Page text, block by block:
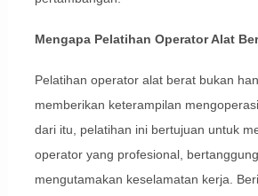
Mengapa Pelatihan Operator Alat
Pelatihan operator alat berat bukan
memberikan keterampilan
dari itu, pelatihan ini bertujuan untuk
operator yang profesional,
mengutamakan keselamatan kerja.